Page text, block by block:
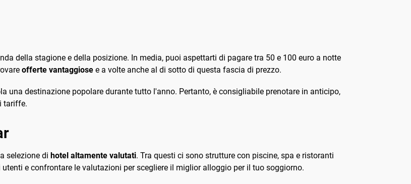
della stagione e della posizione. In media, puoi aspettarti di pagare tra 50 e 100 euro a notte
offerte vantaggiose e a volte anche al di sotto di questa fascia di prezzo.
una destinazione popolare durante tutto l'anno. Pertanto, è consigliabile prenotare in anticipo,
tariffe.
selezione di hotel altamente valutati. Tra questi ci sono strutture con piscine, spa e ristoranti
utenti e confrontare le valutazioni per scegliere il miglior alloggio per il tuo soggiorno.